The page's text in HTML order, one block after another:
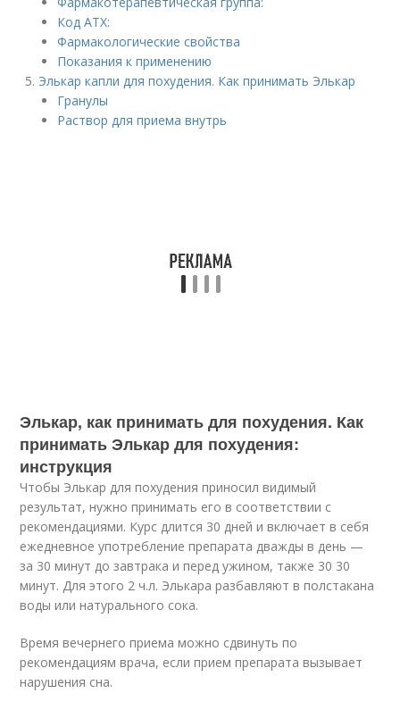
Код АТХ:
Фармакологические свойства
Показания к применению
Элькар капли для похудения. Как принимать Элькар
Гранулы
Раствор для приема внутрь
Элькар, как принимать для похудения. Как
принимать Элькар для похудения:
инструкция
Чтобы Элькар для похудения приносил видимый
результат, нужно принимать его в соответствии с
рекомендациями. Курс длится 30 дней и включает в себя
ежедневное употребление препарата дважды в день —
за 30 минут до завтрака и перед ужином, также 30 30
минут. Для этого 2 ч.л. Элькара разбавляют в полстакана
воды или натурального сока.
Время вечернего приема можно сдвинуть по
рекомендациям врача, если прием препарата вызывает
нарушения сна.